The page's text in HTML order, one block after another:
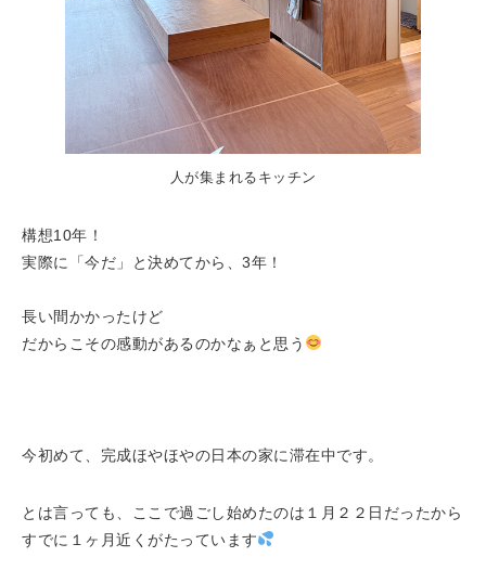
人が集まれるキッチン
構想10年！
実際に「今だ」と決めてから、3年！
長い間かかったけど
だからこその感動があるのかなぁと思う
今初めて、完成ほやほやの日本の家に滞在中です。
とは言っても、ここで過ごし始めたのは１月２２日だったから
すでに１ヶ月近くがたっています